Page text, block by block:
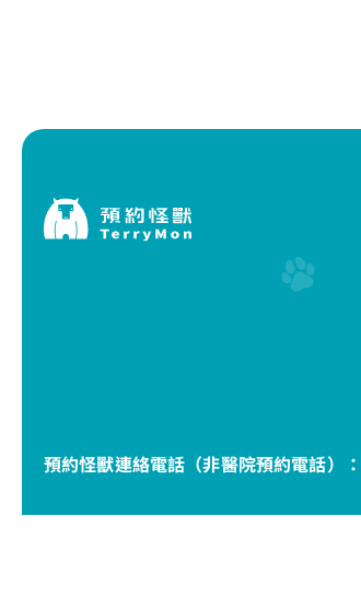
預約怪獸連絡電話（非醫院預約電話）：